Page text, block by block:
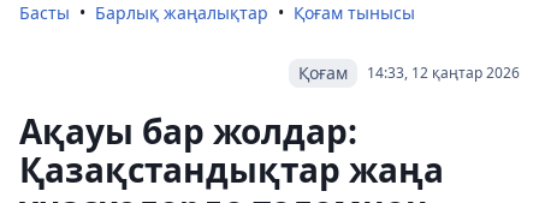
Басты Барлық жаңалықтар Қоғам тынысы
14:33, 12 қаңтар 2026
Қоғам
Ақауы бар жолдар:
Қазақстандықтар жаңа